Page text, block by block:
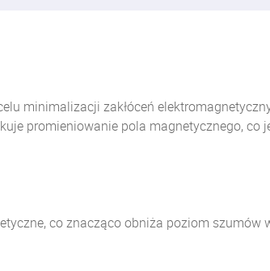
minimalizacji zakłóceń
promieniowanie pola magnetycznego, co
co znacząco obniża poziom